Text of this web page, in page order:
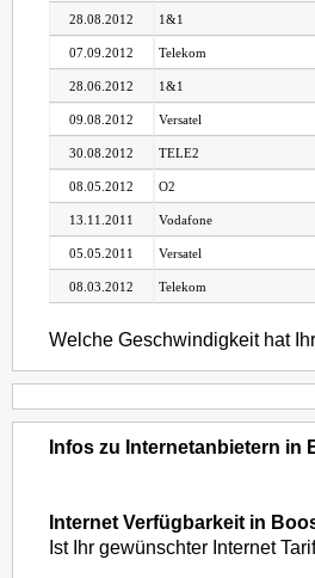
28.08.2012 1&1
07.09.2012 Telekom
28.06.2012 1&1
09.08.2012 Versatel
30.08.2012 TELE2
08.05.2012 O2
13.11.2011 Vodafone
05.05.2011 Versatel
08.03.2012 Telekom
Welche Geschwindigkeit hat
Infos zu Internetanbietern in
Internet Verfügbarkeit in
Ist Ihr gewünschter Internet